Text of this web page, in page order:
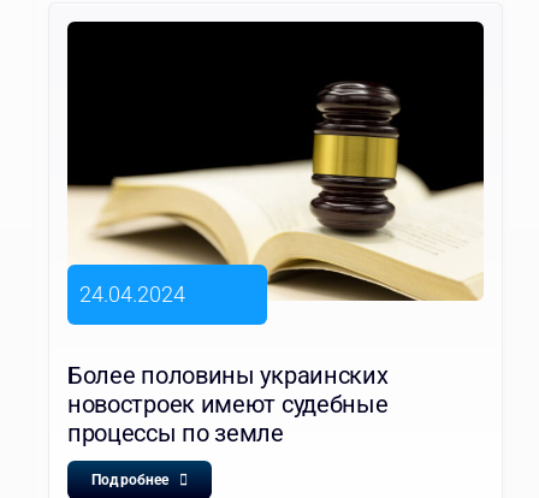
24.04.2024
Более половины украинских
новостроек имеют судебные
процессы по земле
Подробнее